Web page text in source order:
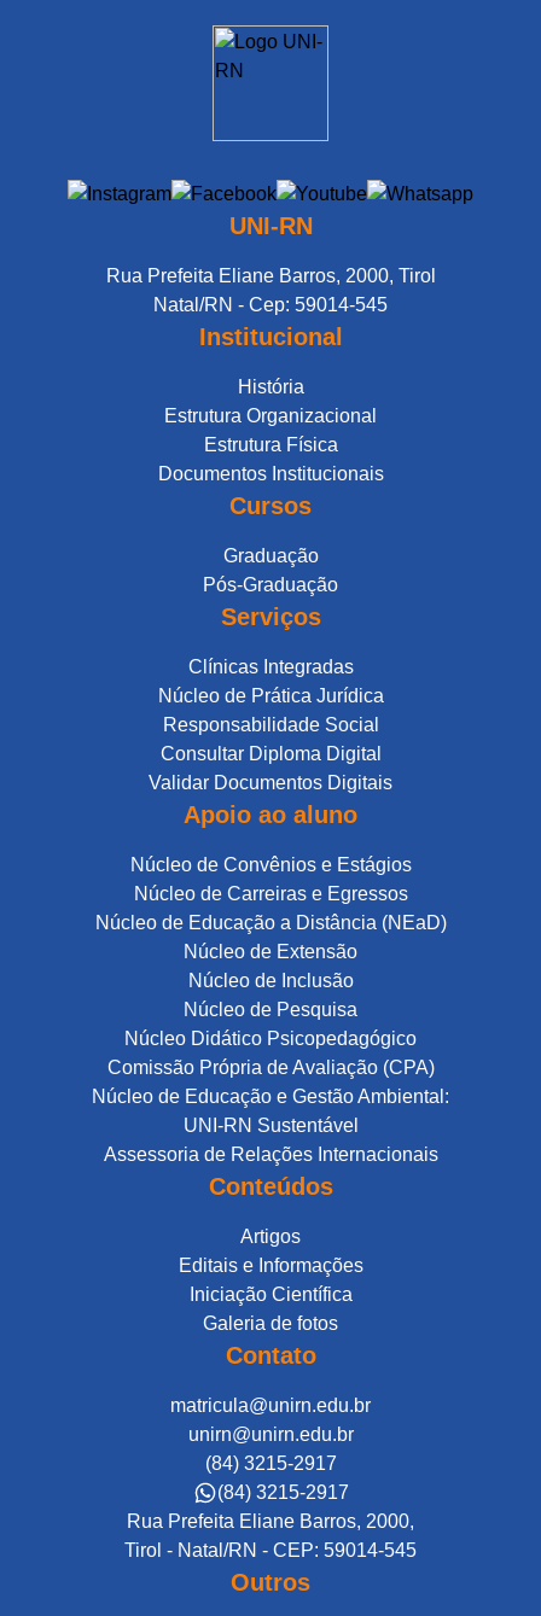
UNI-RN
Rua Prefeita Eliane Barros, 2000, Tirol
Natal/RN - Cep: 59014-545
Institucional
História
Estrutura Organizacional
Estrutura Física
Documentos Institucionais
Cursos
Graduação
Pós-Graduação
Serviços
Clínicas Integradas
Núcleo de Prática Jurídica
Responsabilidade Social
Consultar Diploma Digital
Validar Documentos Digitais
Apoio ao aluno
Núcleo de Convênios e Estágios
Núcleo de Carreiras e Egressos
Núcleo de Educação a Distância (NEaD)
Núcleo de Extensão
Núcleo de Inclusão
Núcleo de Pesquisa
Núcleo Didático Psicopedagógico
Comissão Própria de Avaliação (CPA)
Núcleo de Educação e Gestão Ambiental:
UNI-RN Sustentável
Assessoria de Relações Internacionais
Conteúdos
Artigos
Editais e Informações
Iniciação Científica
Galeria de fotos
Contato
matricula@unirn.edu.br
unirn@unirn.edu.br
(84) 3215-2917
(84) 3215-2917
Rua Prefeita Eliane Barros, 2000,
Tirol - Natal/RN - CEP: 59014-545
Outros